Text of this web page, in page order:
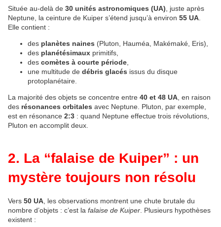
Située au‑delà de 30 unités astronomiques (UA) , juste après
Neptune, la ceinture de Kuiper s’étend jusqu’à environ 55 UA
Elle contient :
des planètes naines (Pluton, Hauméa, Makémaké, Eris),
des planétésimaux primitifs,
des comètes à courte période
une multitude de débris glacés issus du disque
protoplanétaire.
La majorité des objets se concentre entre 40 et 48 UA , en raison
des résonances orbitales avec Neptune. Pluton, par exemple,
est en résonance 2:3 : quand Neptune effectue trois révolutions,
Pluton en accomplit deux.
2. La “falaise de Kuiper” : un
mystère toujours non résolu
Vers 50 UA , les observations montrent une chute brutale du
nombre d’objets : c’est la falaise de Kuiper . Plusieurs hypothèses
existent :